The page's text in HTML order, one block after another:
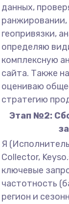
данных,
ранжировании,
геопривязки,
определяю
комплексную
сайта. Также
оцениваю
стратегию
Этап №2:
Я
Collector,
ключевые
частотность
регион и